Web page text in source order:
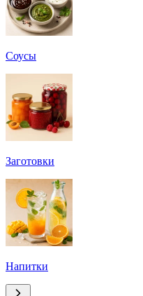
Соусы
Заготовки
Напитки